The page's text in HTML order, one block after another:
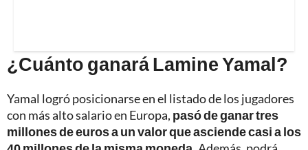
¿Cuánto ganará Lamine Yamal?
Yamal logró posicionarse en el listado de los jugadores
con más alto salario en Europa, pasó de ganar tres
millones de euros aun valor que asciende casi a los